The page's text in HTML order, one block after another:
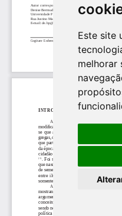
Este site
melhorar